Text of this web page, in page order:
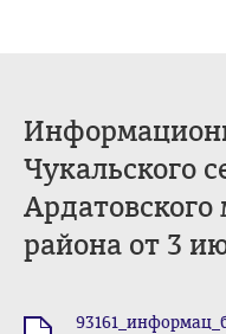
Чукальского
района от 3